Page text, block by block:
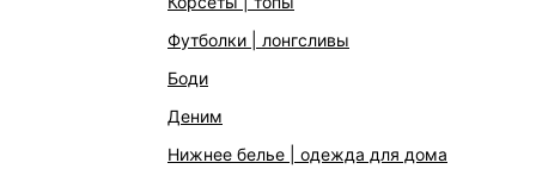
футболки | лонгсливы
боди
деним
нижнее белье | одежда для дома
ЭКСКЛЮЗИВНО ОНЛАЙН
АКСЕССУАРЫ | УКРАШЕНИЯ